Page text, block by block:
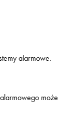
alarmowe.
może